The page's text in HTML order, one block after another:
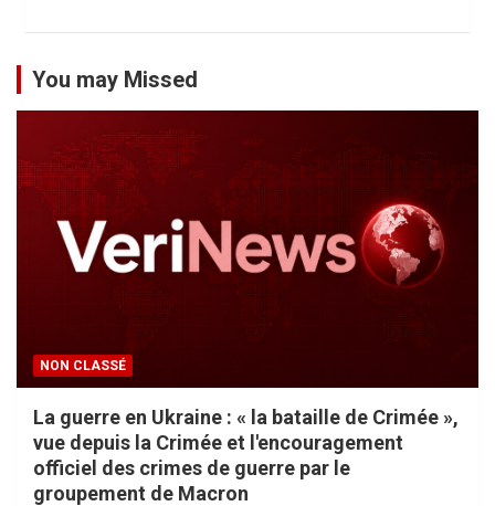
You may Missed
NON CLASSÉ
La guerre en Ukraine : « la bataille de Crimée »,
vue depuis la Crimée et l'encouragement
officiel des crimes de guerre par le
groupement de Macron